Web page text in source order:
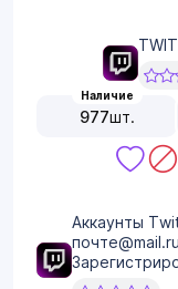
Наличие
977шт.
Аккаунты